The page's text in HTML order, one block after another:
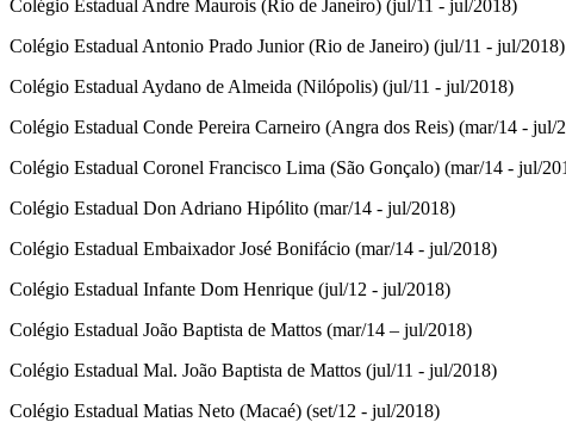
Colégio Estadual Andre Maurois (Rio de Janeiro) (jul/11 - jul/2018)
Colégio Estadual Antonio Prado Junior (Rio de Janeiro) (jul/11 - jul/2018)
Colégio Estadual Aydano de Almeida (Nilópolis) (jul/11 - jul/2018)
Colégio Estadual Conde Pereira Carneiro (Angra dos Reis) (mar/14 - jul/
Colégio Estadual Coronel Francisco Lima (São Gonçalo) (mar/14 - jul/
Colégio Estadual Don Adriano Hipólito (mar/14 - jul/2018)
Colégio Estadual Embaixador José Bonifácio (mar/14 - jul/2018)
Colégio Estadual Infante Dom Henrique (jul/12 - jul/2018)
Colégio Estadual João Baptista de Mattos (mar/14 – jul/2018)
Colégio Estadual Mal. João Baptista de Mattos (jul/11 - jul/2018)
Colégio Estadual Matias Neto (Macaé) (set/12 - jul/2018)